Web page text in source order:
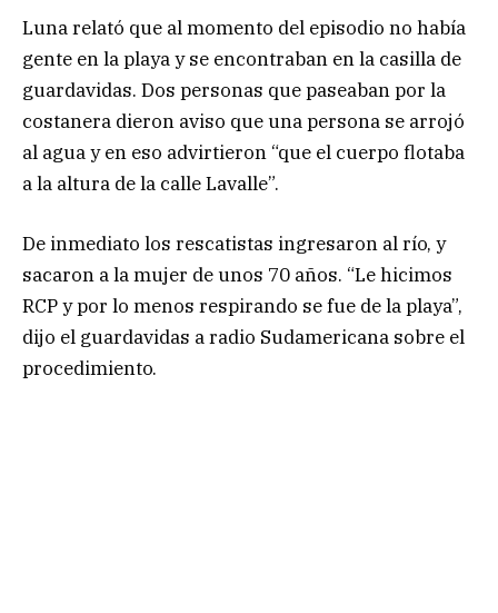
Luna relató que al momento del episodio no había
gente en la playa y se encontraban en la casilla de
guardavidas. Dos personas que paseaban por la
costanera dieron aviso que una persona se arrojó
al agua y en eso advirtieron “que el cuerpo flotaba
a la altura de la calle Lavalle”.
De inmediato los rescatistas ingresaron al río, y
sacaron a la mujer de unos 70 años. “Le hicimos
RCP y por lo menos respirando se fue de la playa”,
dijo el guardavidas a radio Sudamericana sobre el
procedimiento.